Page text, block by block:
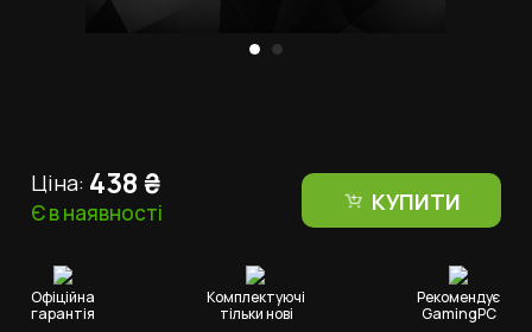
Офіційна
гарантія
Комплектуючі
тільки нові
Рекомендує
GamingPC
Ціна: 438₴
Є в наявності КУПИТИ